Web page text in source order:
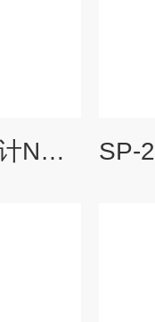
SKN-3指针式推拉力计NK-500